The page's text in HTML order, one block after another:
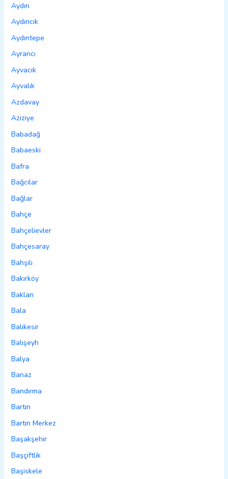
Aydın
Aydıncık
Aydıntepe
Ayrancı
Ayvacık
Ayvalık
Azdavay
Aziziye
Babadağ
Babaeski
Bafra
Bağcılar
Bağlar
Bahçe
Bahçelievler
Bahçesaray
Bahşılı
Bakırköy
Baklan
Bala
Balıkesir
Balışeyh
Balya
Banaz
Bandırma
Bartın
Bartın Merkez
Başakşehir
Başçiftlik
Başiskele